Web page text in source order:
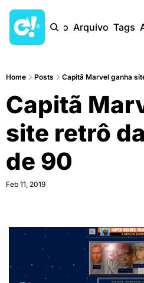
Início Arquivo Tags
Home Posts Capitã Marvel ganha
Capitã
site retrô
de 90
Feb 11, 2019